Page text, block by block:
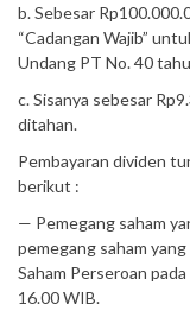
b. Sebesar
“Cadangan Wajib”
Undang PT No. 40
c. Sisanya sebesar
ditahan.
Pembayaran dividen
berikut :
— Pemegang saham
pemegang saham
Saham Perseroan
16.00 WIB.